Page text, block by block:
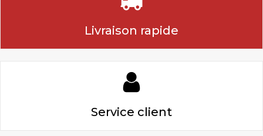
Livraison rapide
Service client